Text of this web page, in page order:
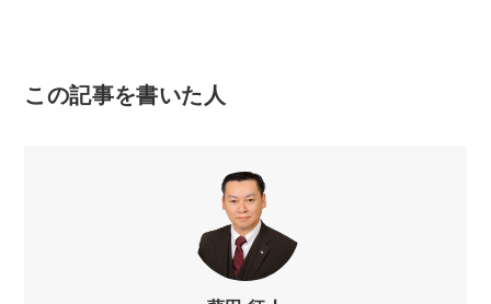
この記事を書いた人